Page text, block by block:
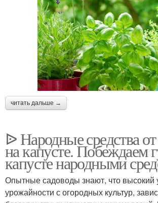
читать дальше →
ᐉ Народные средства
на капусте. Побеждаем
капусте народными
Опытные садоводы знают, что высокий
урожайности с огородных культур,